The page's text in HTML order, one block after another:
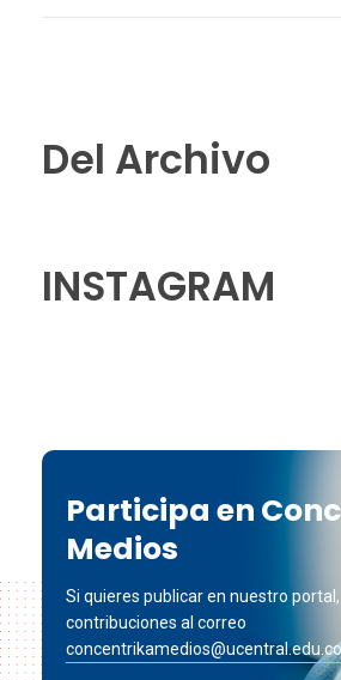
Del Archivo
INSTAGRAM
Participa en
Medios
Si quieres publicar en nuestro
contribuciones al correo
concentrikamedios@ucentral.edu.co